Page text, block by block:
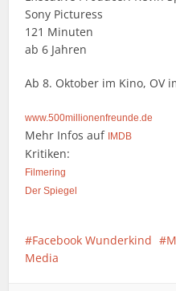
Sony Picturess
121 Minuten
ab 6 Jahren
Ab 8. Oktober im Kino, OV
www.500millionenfreunde.de
Mehr Infos auf IMDB
Kritiken:
Filmering
Der Spiegel
Facebook Wunderkind
Media